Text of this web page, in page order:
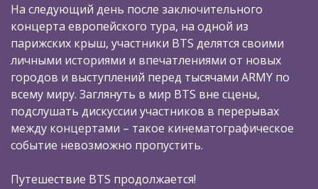
На следующий день после заключительного
концерта европейского тура, на одной из
парижских крыш, участники BTS делятся своими
личными историями и впечатлениями от новых
городов и выступлений перед тысячами ARMY по
всему миру. Заглянуть в мир BTS вне сцены,
подслушать дискуссии участников в перерывах
между концертами – такое кинематографическое
событие невозможно пропустить.
Путешествие BTS продолжается!